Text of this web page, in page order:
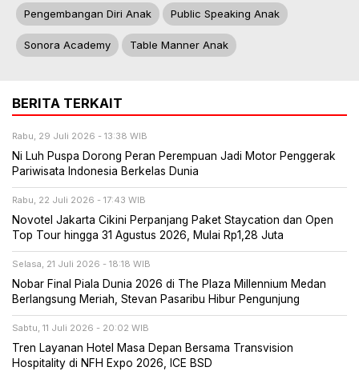
Pengembangan Diri Anak Public Speaking Anak
Sonora Academy Table Manner Anak
BERITA TERKAIT
Rabu, 29 Juli 2026 - 13:38 WIB
Ni Luh Puspa Dorong Peran Perempuan Jadi Motor Penggerak
Pariwisata Indonesia Berkelas Dunia
Rabu, 22 Juli 2026 - 17:43 WIB
Novotel Jakarta Cikini Perpanjang Paket Staycation dan Open
Top Tour hingga 31 Agustus 2026, Mulai Rp1,28 Juta
Selasa, 21 Juli 2026 - 18:18 WIB
Nobar Final Piala Dunia 2026 di The Plaza Millennium Medan
Berlangsung Meriah, Stevan Pasaribu Hibur Pengunjung
Sabtu, 11 Juli 2026 - 20:02 WIB
Tren Layanan Hotel Masa Depan Bersama Transvision
Hospitality di NFH Expo 2026, ICE BSD